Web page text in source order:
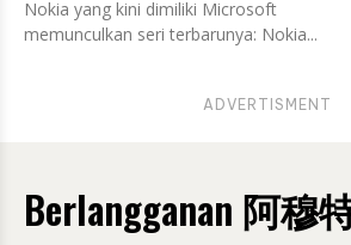
Nokia yang kini dimiliki Microsoft
memunculkan seri terbarunya: Nokia...
ADVERTISMENT
Berlangganan 阿穆